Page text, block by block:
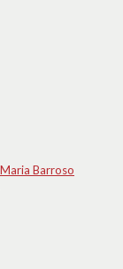
Barroso